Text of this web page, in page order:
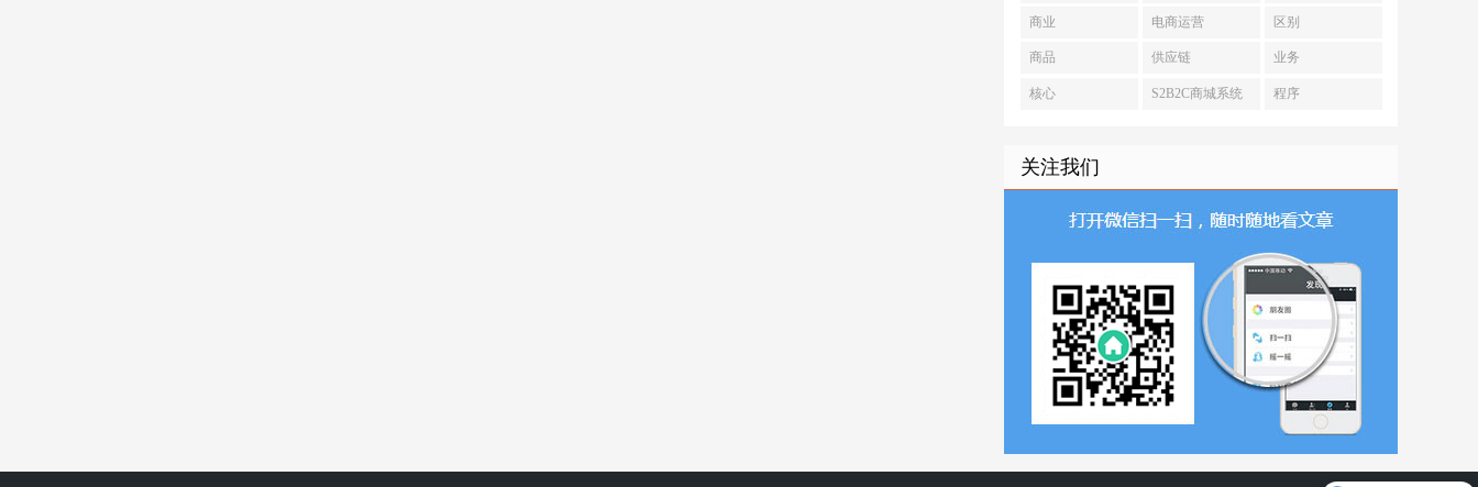
商业 电商运营 区别
商品 供应链 业务
核心 S2B2C商城系统 程序
关注我们